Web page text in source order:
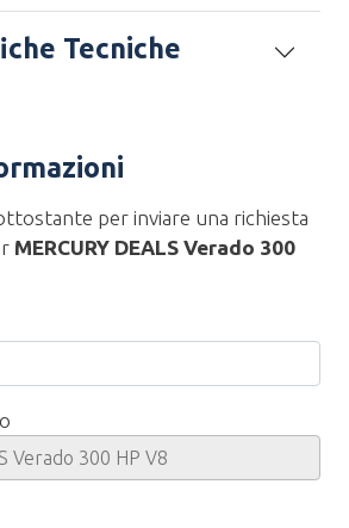
Tecniche
per inviare una richiesta
MERCURY DEALS Verado 300